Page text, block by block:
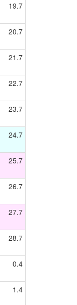
19.7
20.7
21.7
22.7
23.7
24.7
25.7
26.7
27.7
28.7
0.4
1.4